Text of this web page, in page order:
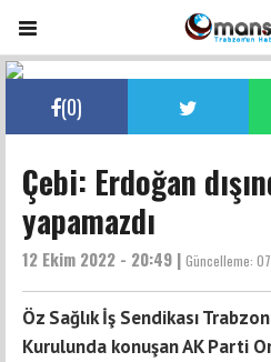
(0)
Çebi: Erdoğan
yapamazdı
12 Ekim 2022 - 20:49 | Güncelleme:
Öz Sağlık İş Sendikası
Kurulunda konuşan AK Parti